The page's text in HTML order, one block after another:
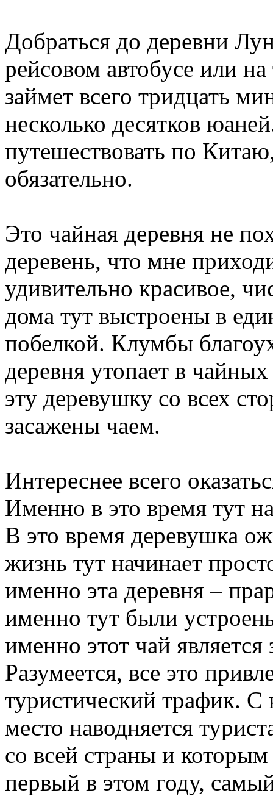
Добраться до деревни
рейсовом автобусе или
займет всего тридцать
несколько десятков
путешествовать по
обязательно.
Это чайная деревня не
деревень, что мне
удивительно красивое,
дома тут выстроены в
побелкой. Клумбы
деревня утопает в
эту деревушку со всех
засажены чаем.
Интереснее всего
Именно в это время тут
В это время деревушка
жизнь тут начинает
именно эта деревня –
именно тут были
именно этот чай
Разумеется, все это
туристический трафик. С
место наводняется
со всей страны и
первый в этом году,